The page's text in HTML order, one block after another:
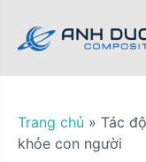
p
Trang chủ » Tác
khỏe con người